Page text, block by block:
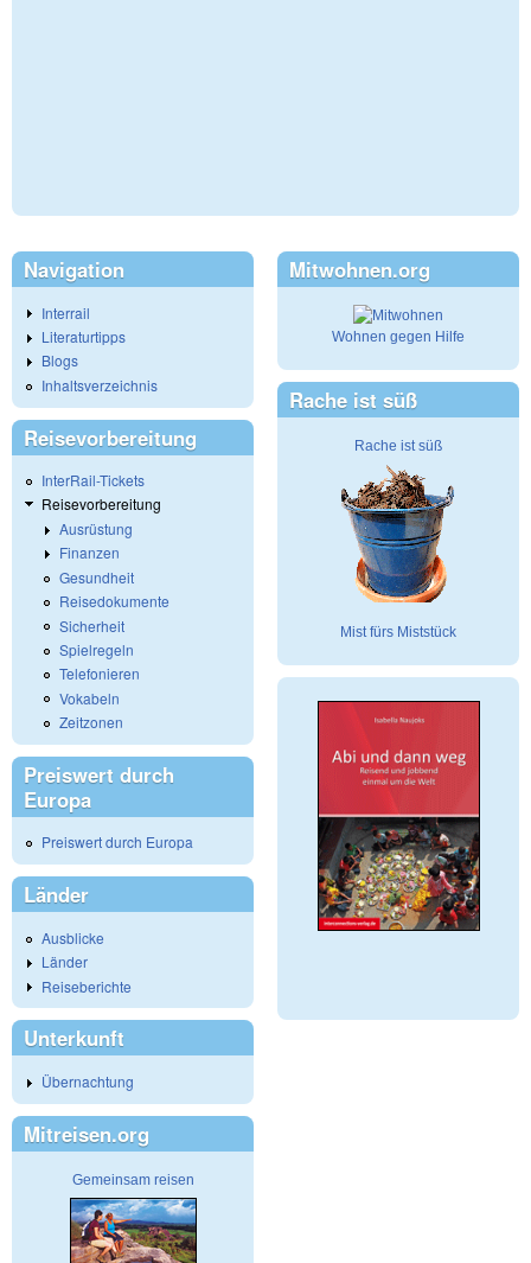
Navigation
Interrail
Literaturtipps
Blogs
Inhaltsverzeichnis
Reisevorbereitung
InterRail-Tickets
Reisevorbereitung
Ausrüstung
Finanzen
Gesundheit
Reisedokumente
Sicherheit
Spielregeln
Telefonieren
Vokabeln
Zeitzonen
Preiswert durch
Europa
Preiswert durch Europa
Länder
Ausblicke
Länder
Reiseberichte
Unterkunft
Übernachtung
Mitreisen.org
Gemeinsam reisen
Mitwohnen.org
Wohnen gegen Hilfe
Rache ist süß
Rache ist süß
Mist fürs Miststück